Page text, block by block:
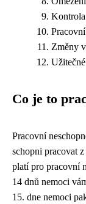
Změny
Co je to
Pracovní
schopni pracovat
platí pro pracovní
14 dnů nemoci
15. dne nemoci